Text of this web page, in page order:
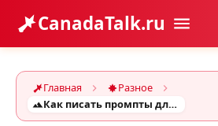
CanadaTalk.ru
Главная
Разное
Как писать промпты для нано банана